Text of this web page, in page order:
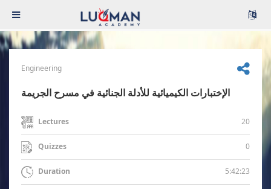
Engineering
الإختبارات الكيميائية للأدلة الجنائية في مسرح الجريمة
Lectures 20
Quizzes 0
Duration 5:42:23